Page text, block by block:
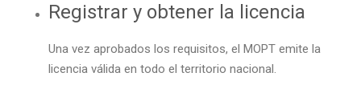
Registrar y obtener la licencia
Una vez aprobados los requisitos, el MOPT emite la
licencia válida en todo el territorio nacional.